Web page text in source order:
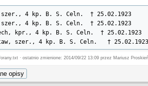
szer., 4 kp. B. S. Celn.  † 25.02.1923
szer., 4 kp. B. S. Celn.  † 25.02.1923
kpr., 4 kp. B. S. Celn.  † 25.02.1923
szer., 4 kp. B. S. Celn.   † 25.02.1923
· ostatnio zmienione: 2014/09/22 13:09 przez Mariusz Proskień